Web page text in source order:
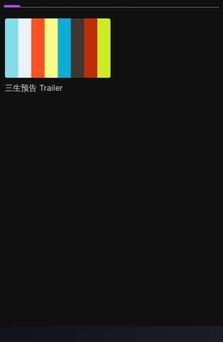
三生预告 Trailer